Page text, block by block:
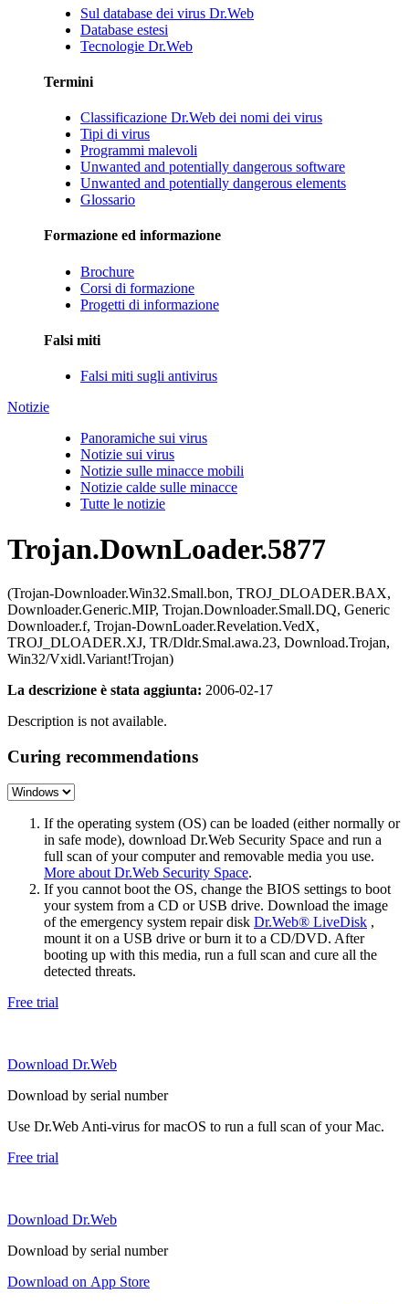
Sul database dei virus Dr.Web
Database estesi
Tecnologie Dr.Web
Termini
Classificazione Dr.Web dei nomi dei virus
Tipi di virus
Programmi malevoli
Unwanted and potentially dangerous software
Unwanted and potentially dangerous elements
Glossario
Formazione ed informazione
Brochure
Corsi di formazione
Progetti di informazione
Falsi miti
Falsi miti sugli antivirus
Notizie
Panoramiche sui virus
Notizie sui virus
Notizie sulle minacce mobili
Notizie calde sulle minacce
Tutte le notizie
Trojan.DownLoader.5877
(Trojan-Downloader.Win32.Small.bon, TROJ_DLOADER.BAX,
Downloader.Generic.MIP, Trojan.Downloader.Small.DQ, Generic
Downloader.f, Trojan-DownLoader.Revelation.VedX,
TROJ_DLOADER.XJ, TR/Dldr.Smal.awa.23, Download.Trojan,
Win32/Vxidl.Variant!Trojan)
La descrizione è stata aggiunta: 2006-02-17
Description is not available.
Curing recommendations
If the operating system (OS) can be loaded (either normally or
in safe mode), download Dr.Web Security Space and run a
full scan of your computer and removable media you use.
More about Dr.Web Security Space.
If you cannot boot the OS, change the BIOS settings to boot
your system from a CD or USB drive. Download the image
of the emergency system repair disk Dr.Web® LiveDisk ,
mount it on a USB drive or burn it to a CD/DVD. After
booting up with this media, run a full scan and cure all the
detected threats.
Free trial
Download Dr.Web
Download by serial number
Use Dr.Web Anti-virus for macOS to run a full scan of your Mac.
Free trial
Download Dr.Web
Download by serial number
Download on App Store